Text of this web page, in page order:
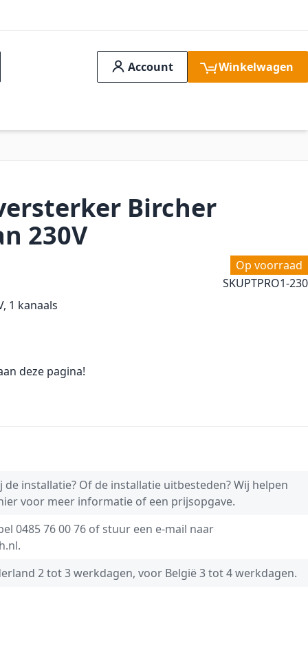
Account Winkelwagen
Bircher
230V
Op voorraad
SKUPTPRO1-230
1 kanaals
deze pagina!
de installatie? Of de installatie uitbesteden? Wij helpen
voor meer informatie of een prijsopgave.
0485 76 00 76 of stuur een e-mail naar
.
2 tot 3 werkdagen, voor België 3 tot 4 werkdagen.